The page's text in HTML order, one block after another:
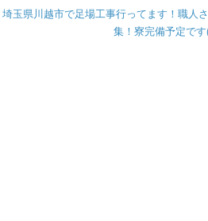
埼玉県川越市で足場工事行ってます！職人
集！寮完備予定で